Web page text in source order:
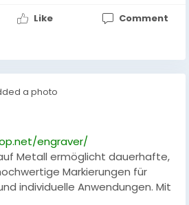
Like Comment
a photo
engraver/
Metall ermöglicht dauerhafte,
Markierungen für
individuelle Anwendungen. Mit
lassen sich Edelstahl,